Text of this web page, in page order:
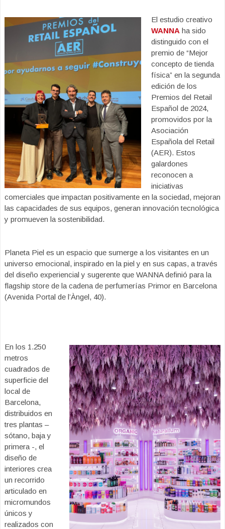
El estudio creativo
WANNA ha sido
distinguido con el
premio de “Mejor
concepto de tienda
física” en la segunda
edición de los
Premios del Retail
Español de 2024,
promovidos por la
Asociación
Española del Retail
(AER). Estos
galardones
reconocen a
iniciativas
comerciales que impactan positivamente en la sociedad, mejoran
las capacidades de sus equipos, generan innovación tecnológica
y promueven la sostenibilidad.
Planeta Piel es un espacio que sumerge a los visitantes en un
universo emocional, inspirado en la piel y en sus capas, a través
del diseño experiencial y sugerente que WANNA definió para la
flagship store de la cadena de perfumerías Primor en Barcelona
(Avenida Portal de l’Àngel, 40).
En los 1.250
metros
cuadrados de
superficie del
local de
Barcelona,
distribuidos en
tres plantas –
sótano, baja y
primera -, el
diseño de
interiores crea
un recorrido
articulado en
micromundos
únicos y
realizados con